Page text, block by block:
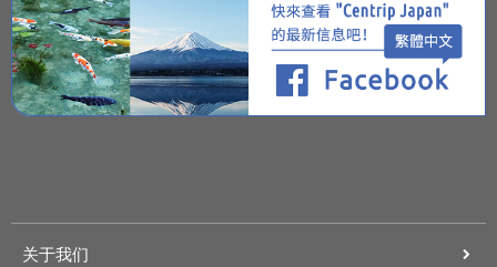
关于我们